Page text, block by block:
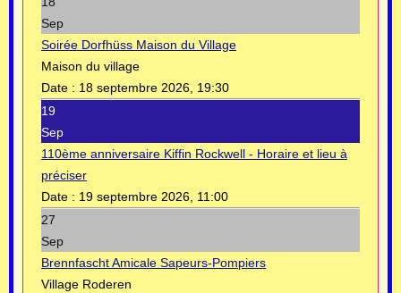
Sep
Soirée Dorfhüss Maison du Village
Maison du village
Date : 18 septembre 2026, 19:30
19
Sep
110ème anniversaire Kiffin Rockwell - Horaire et lieu à
préciser
Date : 19 septembre 2026, 11:00
27
Sep
Brennfascht Amicale Sapeurs-Pompiers
Village Roderen